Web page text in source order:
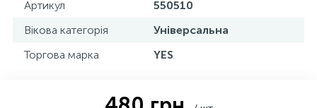
Артикул
550510
Вікова категорія
Універсальна
Торгова марка
YES